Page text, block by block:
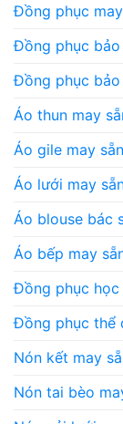
Đồng phục
Đồng phục
Đồng phục bảo
Áo thun may
Áo gile may sẵn
Áo lưới may
Áo blouse bác
Áo bếp may
Đồng phục học
Đồng phục thể
Nón kết may
Nón tai bèo